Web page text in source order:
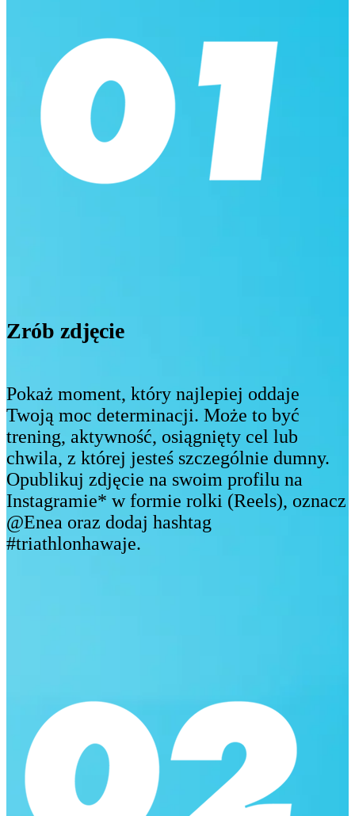
Zrób zdjęcie
Pokaż moment, który najlepiej oddaje
Twoją moc determinacji. Może to być
trening, aktywność, osiągnięty cel lub
chwila, z której jesteś szczególnie dumny.
Opublikuj zdjęcie na swoim profilu na
Instagramie* w formie rolki (Reels), oznacz
@Enea oraz dodaj hashtag
#triathlonhawaje.